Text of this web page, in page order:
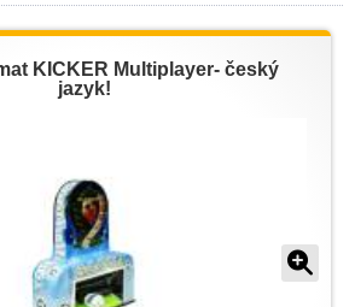
KICKER Multiplayer- český
jazyk!